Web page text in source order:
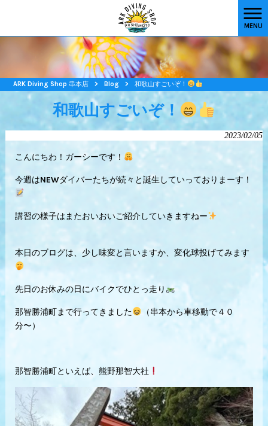
MENU
ARK Diving Shop 串本店 > Blog > 和歌山すごいぞ！
和歌山すごいぞ！
2023/02/05
こんにちわ！ガーシーです！
今週はNEWダイバーたちが続々と誕生していっておりまーす！
講習の様子はまたおいおいご紹介していきますねー
本日のブログは、少し味変と言いますか、変化球投げてみます
先日のお休みの日にバイクでひとっ走り
那智勝浦町まで行ってきました
（串本から車移動で４０
分〜）
那智勝浦町といえば、熊野那智大社